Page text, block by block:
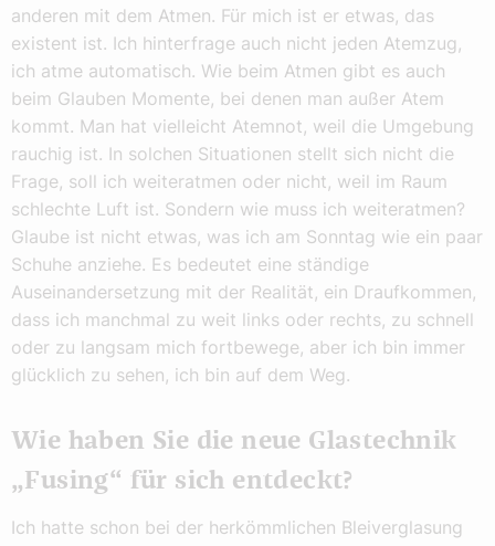
anderen mit dem Atmen. Für mich ist er etwas, das
existent ist. Ich hinterfrage auch nicht jeden Atemzug,
ich atme automatisch. Wie beim Atmen gibt es auch
beim Glauben Momente, bei denen man außer Atem
kommt. Man hat vielleicht Atemnot, weil die Umgebung
rauchig ist. In solchen Situationen stellt sich nicht die
Frage, soll ich weiteratmen oder nicht, weil im Raum
schlechte Luft ist. Sondern wie muss ich weiteratmen?
Glaube ist nicht etwas, was ich am Sonntag wie ein paar
Schuhe anziehe. Es bedeutet eine ständige
Auseinandersetzung mit der Realität, ein Draufkommen,
dass ich manchmal zu weit links oder rechts, zu schnell
oder zu langsam mich fortbewege, aber ich bin immer
glücklich zu sehen, ich bin auf dem Weg.
Wie haben Sie die neue Glastechnik
„Fusing“ für sich entdeckt?
Ich hatte schon bei der herkömmlichen Bleiverglasung